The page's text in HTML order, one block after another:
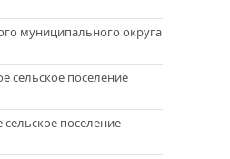
муниципального округа
сельское поселение
сельское поселение